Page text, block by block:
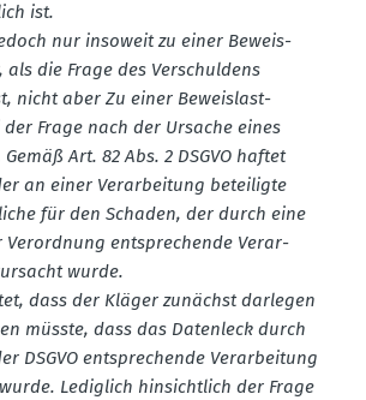
ist.
nur insoweit zu einer Beweis­
als die Frage des Verschuldens
nicht aber Zu einer Beweis­last­
Frage nach der Ursache eines
Art. 82 Abs. 2 DSGVO haftet
an einer Verar­beitung betei­ligte
für den Schaden, der durch eine
Verordnung entspre­chende Verar­
wurde.
dass der Kläger zunächst darlegen
müsste, dass das Datenleck durch
DSGVO entspre­chende Verar­beitung
Lediglich hinsichtlich der Frage